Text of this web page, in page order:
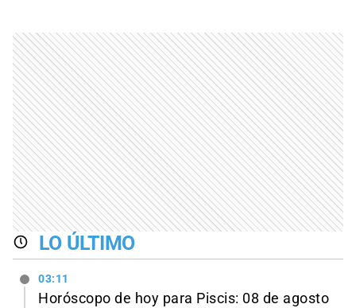
LO ÚLTIMO
03:11
Horóscopo de hoy para Piscis: 08 de agosto